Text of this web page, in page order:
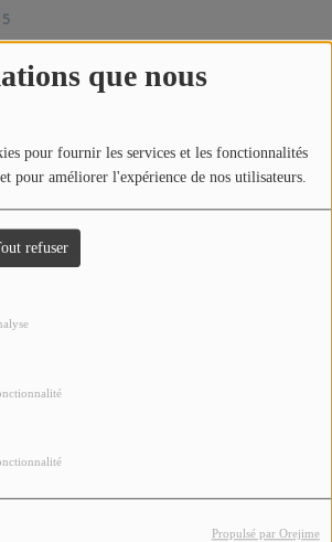
que nous
pour fournir les services et les fonctionnalités
pour améliorer l'expérience de nos utilisateurs.
refuser
Propulsé par Orejime
2027
PRO
PONTACQ RADIO
ET À
?
LA BANDE À BRUNO du samedi 09